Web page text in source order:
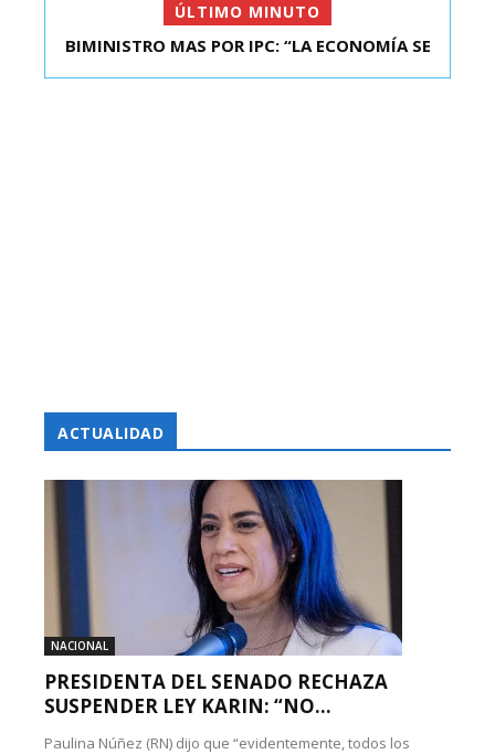
ÚLTIMO MINUTO
KAST SE REUNIÓ CON EL PRESIDENTE ELECTO DE
BIMINISTRO MAS POR IPC: “LA ECONOMÍA SE
ACTUALIDAD
NACIONAL
PRESIDENTA DEL SENADO RECHAZA
SUSPENDER LEY KARIN: “NO...
Paulina Núñez (RN) dijo que “evidentemente, todos los